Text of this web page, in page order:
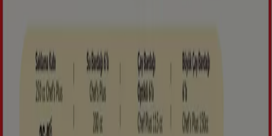
Pazarlama ve iş talebi
Mağaza haritada yanlış konumlandırılmış
Haftalık reklam geri bildirimi
Teknik problemler ve genel geri bildirim